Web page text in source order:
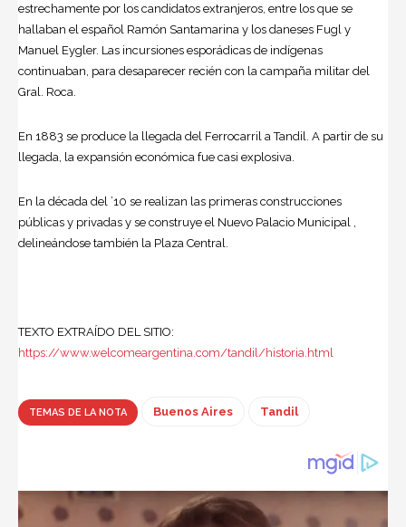
estrechamente por los candidatos extranjeros, entre los que se
hallaban el español Ramón Santamarina y los daneses Fugl y
Manuel Eygler. Las incursiones esporádicas de indígenas
continuaban, para desaparecer recién con la campaña militar del
Gral. Roca.
En 1883 se produce la llegada del Ferrocarril a Tandil. A partir de su
llegada, la expansión económica fue casi explosiva.
En la década del ’10 se realizan las primeras construcciones
públicas y privadas y se construye el Nuevo Palacio Municipal ,
delineándose también la Plaza Central.
TEXTO EXTRAÍDO DEL SITIO:
https://www.welcomeargentina.com/tandil/historia.html
TEMAS DE LA NOTA Buenos Aires Tandil